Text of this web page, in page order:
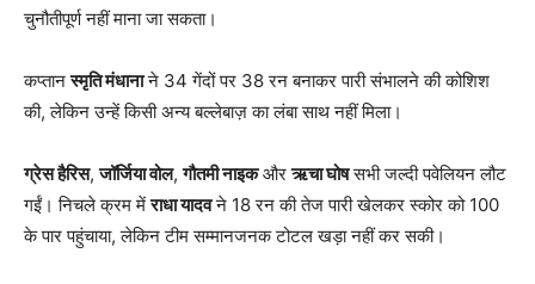
चुनौतीपूर्ण नहीं माना जा सकता।
कप्तानस्मृति मंधानाने 34 गेंदों पर 38 रन बनाकर पारी संभालने की कोशिश
की, लेकिन उन्हें किसी अन्य बल्लेबाज़ का लंबा साथ नहीं मिला।
ग्रेस हैरिस,जॉर्जिया वोल,गौतमी नाइकऔरऋचा घोषसभी जल्दी पवेलियन लौट
गईं। निचले क्रम मेंराधा यादवने 18 रन की तेज पारी खेलकर स्कोर को 100
के पार पहुंचाया, लेकिन टीम सम्मानजनक टोटल खड़ा नहीं कर सकी।